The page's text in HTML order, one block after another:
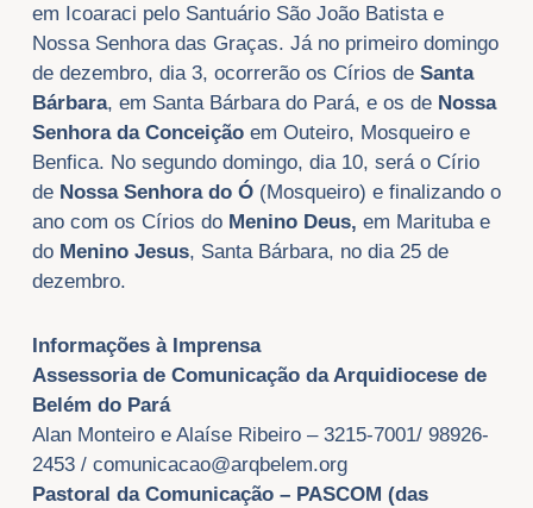
em Icoaraci pelo Santuário São João Batista e
Nossa Senhora das Graças. Já no primeiro domingo
de dezembro, dia 3, ocorrerão os Círios de Santa
Bárbara, em Santa Bárbara do Pará, e os de Nossa
Senhora da Conceiçãoem Outeiro, Mosqueiro e
Benfica. No segundo domingo, dia 10, será o Círio
de Nossa Senhora do Ó(Mosqueiro) e finalizando o
ano com os Círios do Menino Deus, em Marituba e
doMenino Jesus, Santa Bárbara, no dia 25 de
dezembro.
Informações àImprensa
Assessoria de Comunicação da Arquidiocese de
Belém do Pará
Alan Monteiro e Alaíse Ribeiro – 3215-7001/ 98926-
2453 / comunicacao@arqbelem.org
Pastoral da Comunicação – PASCOM (das